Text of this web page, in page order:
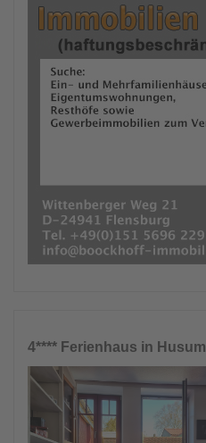
4**** Ferienhaus in Husum